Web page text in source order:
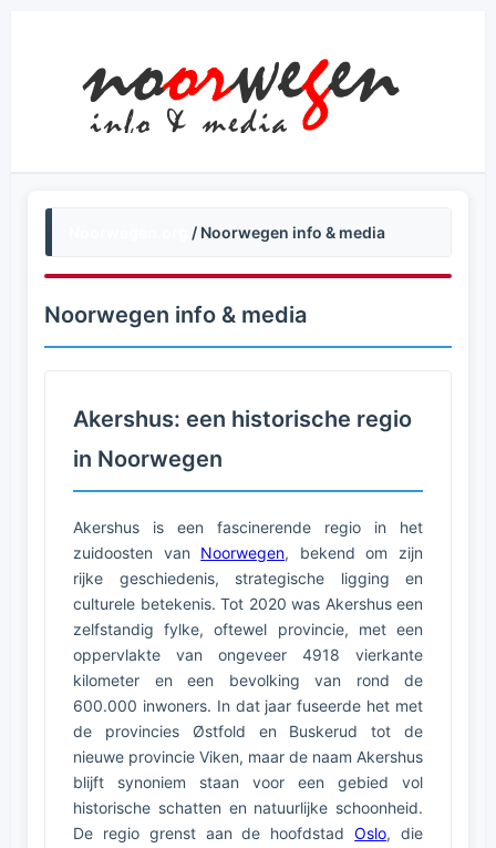
/ Noorwegen info & media
Noorwegen info & media
Akershus: een historische regio
in Noorwegen
Akershus is een fascinerende regio in het
zuidoosten van Noorwegen, bekend om zijn
rijke geschiedenis, strategische ligging en
culturele betekenis. Tot 2020 was Akershus een
zelfstandig fylke, oftewel provincie, met een
oppervlakte van ongeveer 4918 vierkante
kilometer en een bevolking van rond de
600.000 inwoners. In dat jaar fuseerde het met
de provincies Østfold en Buskerud tot de
nieuwe provincie Viken, maar de naam Akershus
blijft synoniem staan voor een gebied vol
historische schatten en natuurlijke schoonheid.
De regio grenst aan de hoofdstadOslo, die